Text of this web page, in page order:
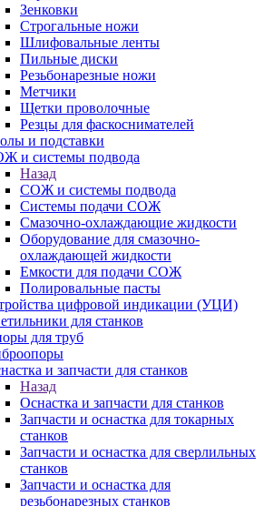
Зенковки
Строгальные ножи
Шлифовальные ленты
Пильные диски
Резьбонарезные ножи
Метчики
Щетки проволочные
Резцы для фаскоснимателей
и подставки
и системы подвода
Назад
СОЖ и системы подвода
Системы подачи СОЖ
Смазочно-охлаждающие жидкости
Оборудование для смазочно-
охлаждающей жидкости
Емкости для подачи СОЖ
Полировальные пасты
цифровой индикации (УЦИ)
для станков
для труб
и запчасти для станков
Назад
Оснастка и запчасти для станков
Запчасти и оснастка для токарных
станков
Запчасти и оснастка для сверлильных
станков
Запчасти и оснастка для
резьбонарезных станков